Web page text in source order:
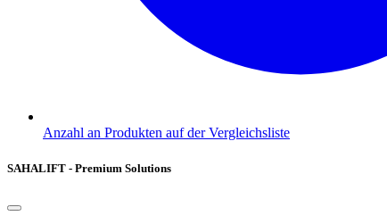
Anzahl an Produkten auf der Vergleichsliste
SAHALIFT - Premium Solutions